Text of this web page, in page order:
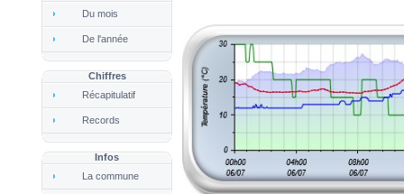
Du mois
De l'année
Chiffres
Récapitulatif
Records
Infos
La commune